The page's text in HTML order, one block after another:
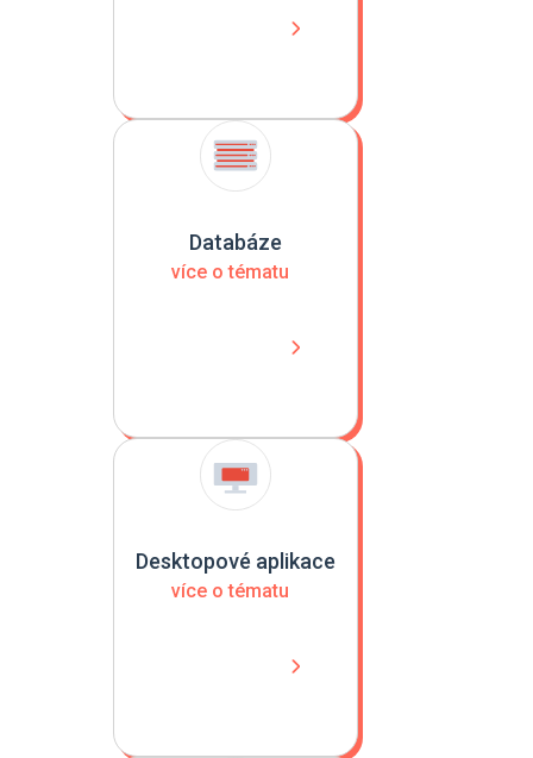
Databáze
více o tématu
Desktopové aplikace
více o tématu